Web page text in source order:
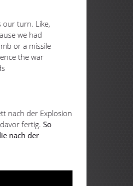
our turn. Like,
we had
or a missile
the war
nach der Explosion
davor fertig.So
nach der